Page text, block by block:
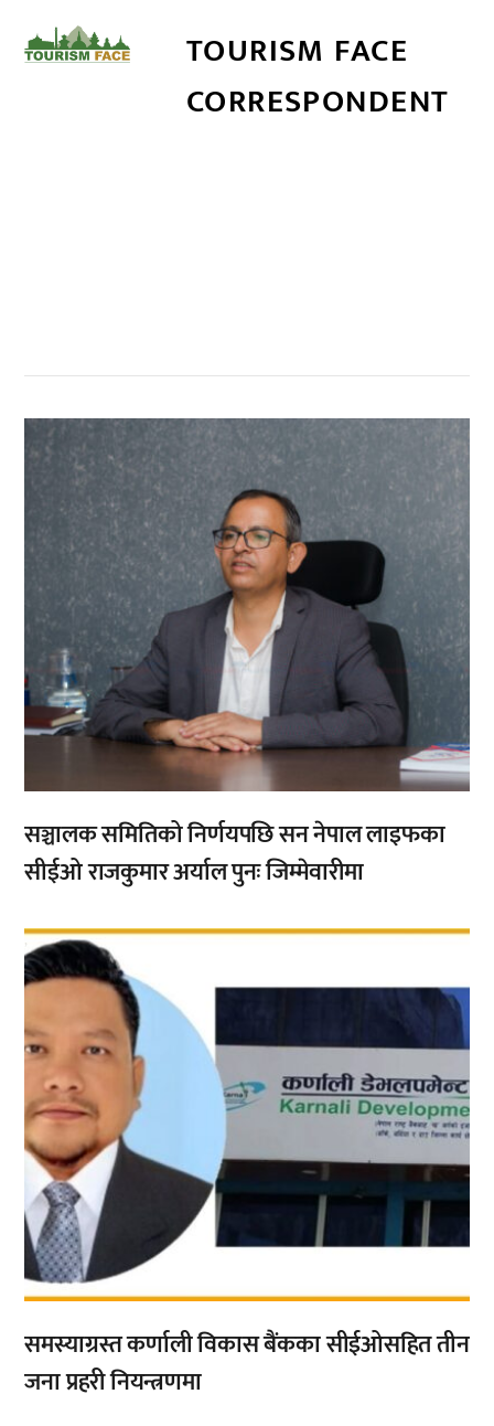
TOURISM FACE
CORRESPONDENT
सञ्चालक समितिको निर्णयपछि सन नेपाल लाइफका
सीईओ राजकुमार अर्याल पुनः जिम्मेवारीमा
,
समस्याग्रस्त कर्णाली विकास बैंकका सीईओसहित तीन
जना प्रहरी नियन्त्रणमा